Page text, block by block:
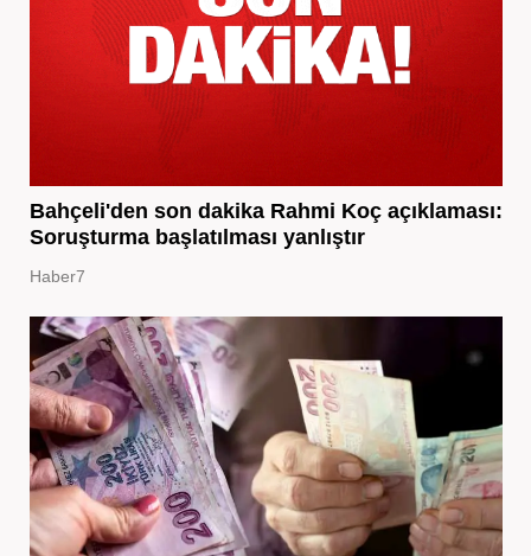
Bahçeli'den son dakika Rahmi Koç açıklaması:
Soruşturma başlatılması yanlıştır
Haber7